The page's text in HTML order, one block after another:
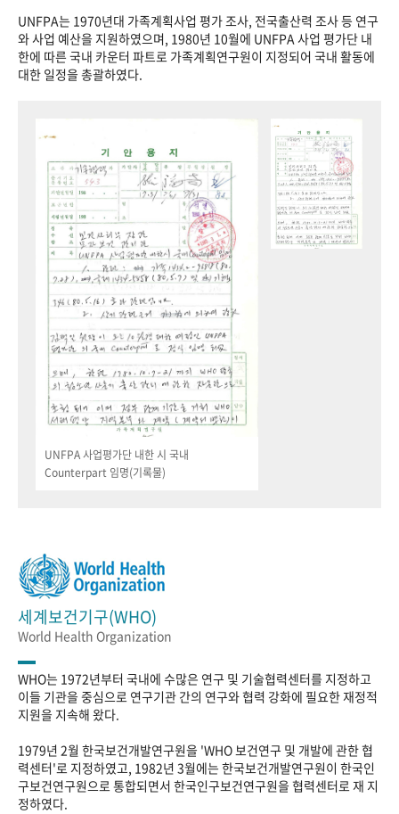
UNFPA는 1970년대 가족계획사업 평가 조사, 전국출산력 조사 등 연구
와 사업 예산을 지원하였으며, 1980년 10월에 UNFPA 사업 평가단 내
한에 따른 국내 카운터 파트로 가족계획연구원이 지정되어 국내 활동에
대한 일정을 총괄하였다.
UNFPA 사업평가단 내한 시 국내
Counterpart 임명(기록물)
세계보건기구(WHO)
World Health Organization
WHO는 1972년부터 국내에 수많은 연구 및 기술협력센터를 지정하고
이들 기관을 중심으로 연구기관 간의 연구와 협력 강화에 필요한 재정적
지원을 지속해 왔다.
1979년 2월 한국보건개발연구원을 'WHO 보건연구 및 개발에 관한 협
력센터'로 지정하였고, 1982년 3월에는 한국보건개발연구원이 한국인
구보건연구원으로 통합되면서 한국인구보건연구원을 협력센터로 재 지
정하였다.